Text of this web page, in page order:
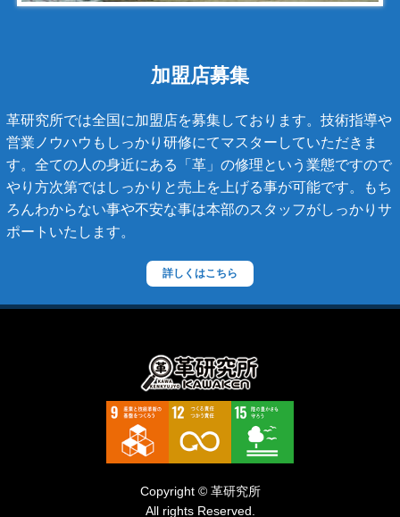
タイガライン
スコッチグレイン
ステラーズ
セリーヌ
ダニエル・ボブ
ダンヒル
ティファニー
トリーバーチ
ドルチェ&ガッバーナ
加盟店募集
革研究所では全国に加盟店を募集しております。技術指導や
営業ノウハウもしっかり研修にてマスターしていただきま
す。全ての人の身近にある「革」の修理という業態ですので
やり方次第ではしっかりと売上を上げる事が可能です。もち
ろんわからない事や不安な事は本部のスタッフがしっかりサ
ポートいたします。
詳しくはこちら
Copyright © 革研究所
All rights Reserved.